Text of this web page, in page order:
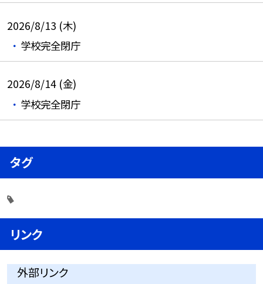
2026/8/13 (木)
学校完全閉庁
2026/8/14 (金)
学校完全閉庁
タグ
リンク
外部リンク